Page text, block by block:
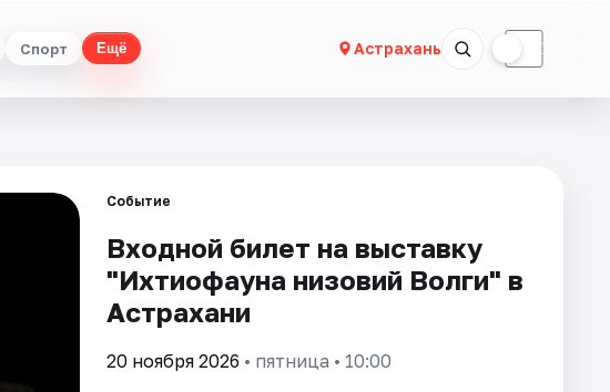
Спорт Ещё Астрахань ☾
Событие
Входной билет на выставку
"Ихтиофауна низовий Волги" в
Астрахани
20 ноября 2026 • пятница • 10:00